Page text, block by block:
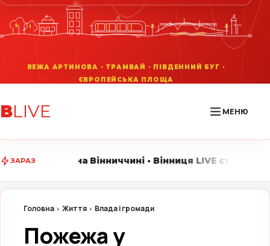
ВLIVE МЕНЮ
ЗАРАЗ • Вінниця LIVE стежить за головними
Головна Життя Влада і громади
Пожежа у